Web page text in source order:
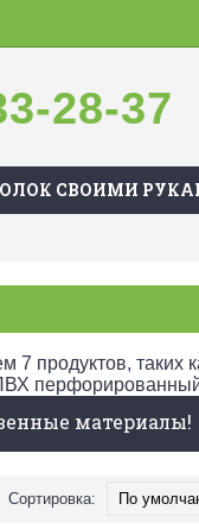
28-37
СВОИМИ
7 продуктов, таких
материалы!
Сортировка: